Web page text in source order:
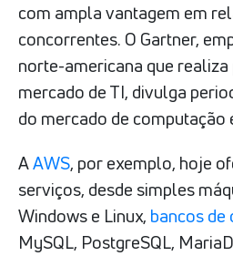
com ampla vantagem em
concorrentes. O Gartner,
norte-americana que realiza
mercado de TI, divulga
do mercado de computação
AAWS, por exemplo, hoje
serviços, desde simples
Windows e Linux, bancos de
MySQL, PostgreSQL,